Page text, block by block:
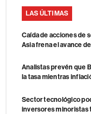
LAS ÚLTIMAS
Caída de acciones de
Asia frena el avance
Analistas prevén que
la tasa mientras
Sector tecnológico
inversores minoristas